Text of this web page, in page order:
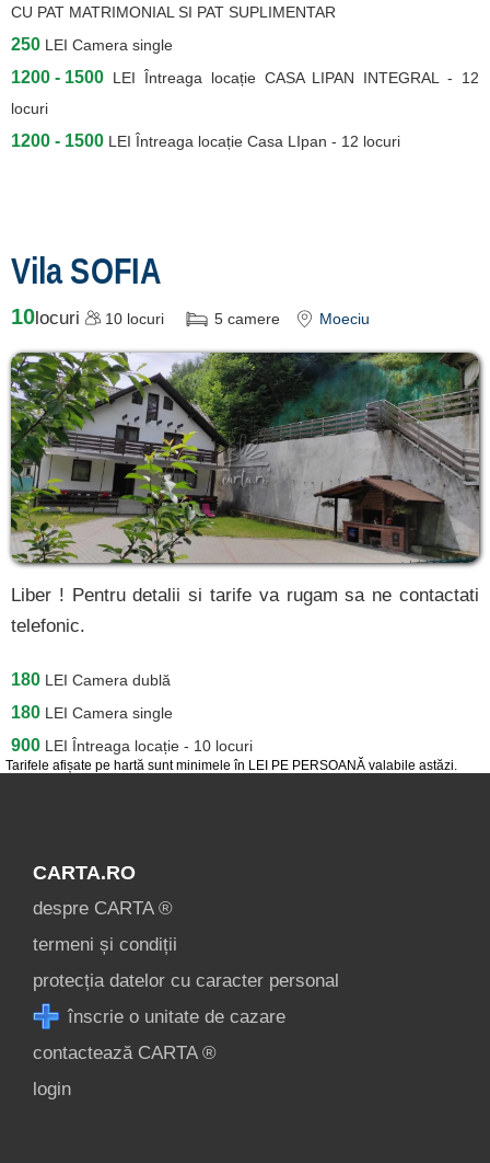
Tarifele afișate pe hartă sunt minimele în LEI PE PERSOANĂ valabile astăzi.
CU PAT MATRIMONIAL SI PAT SUPLIMENTAR
250 LEI Camera single
1200 - 1500 LEI
Întreaga locație CASA LIPAN INTEGRAL - 12
locuri
1200 - 1500 LEI Întreaga locație Casa LIpan - 12 locuri
Vila SOFIA
10locuri 10 locuri 5 camere Moeciu
Liber ! Pentru detalii si tarife va rugam sa ne contactati
telefonic.
180 LEI Camera dublă
180 LEI Camera single
900 LEI Întreaga locație - 10 locuri
CARTA.RO
despre CARTA ®
termeni și condiții
protecția datelor cu caracter personal
înscrie o unitate de cazare
contactează CARTA ®
login